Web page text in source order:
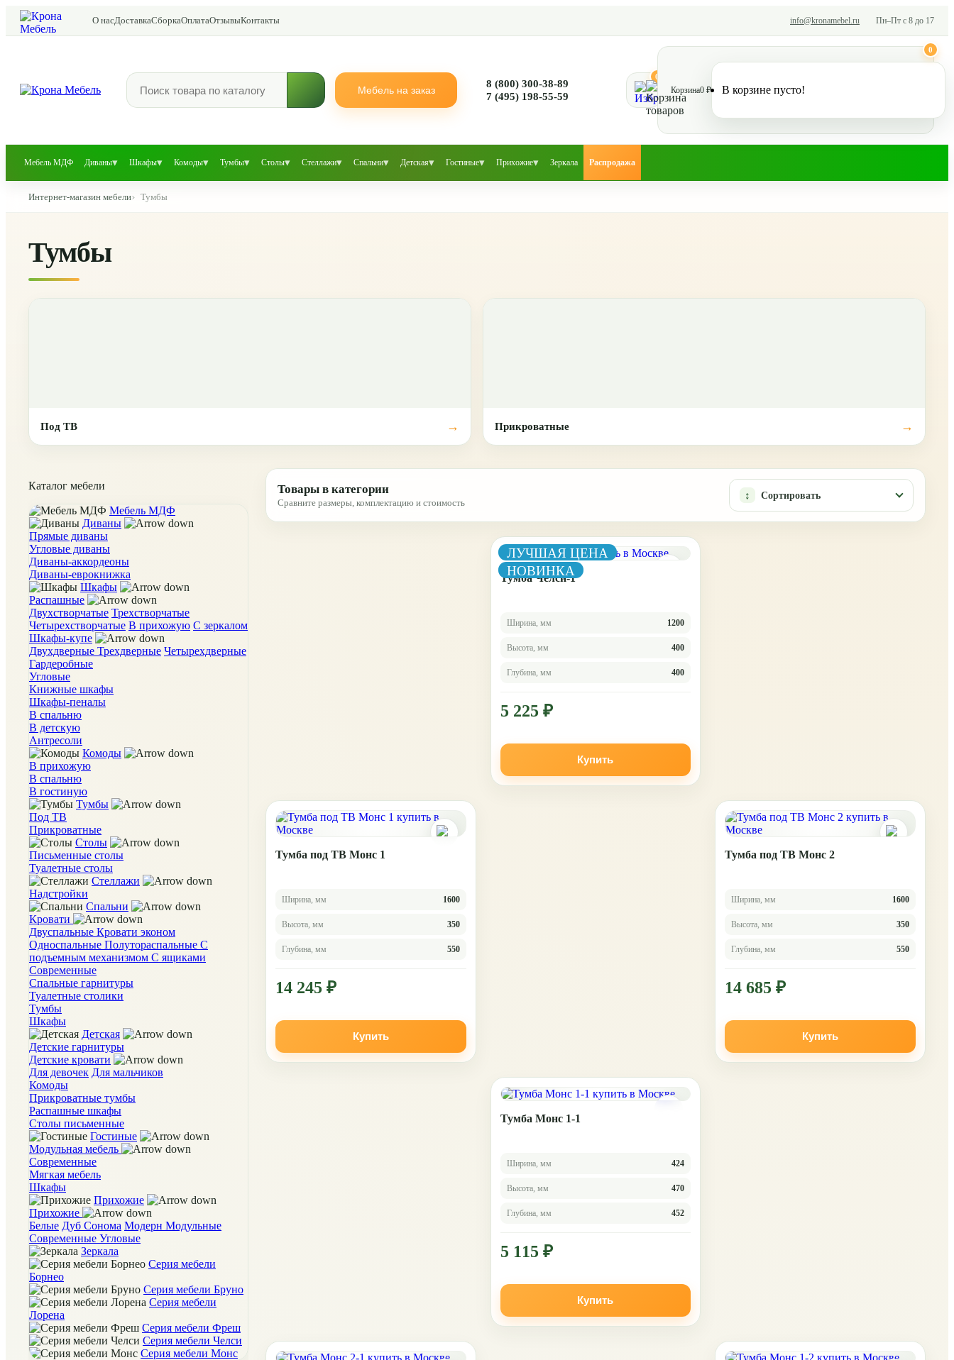
О насДоставкаСборкаОплатаОтзывыКонтакты info@kronamebel.ru Пн–Пт с 8 до 17
Мебель на заказ
8 (800) 300-38-89
7 (495) 198-55-59
0
Корзина
0
0 ₽ В корзине пусто!
Мебель МДФ Диваны▾ Шкафы▾ Комоды▾ Тумбы▾ Столы▾ Стеллажи▾ Спальни▾ Детская▾ Гостиные▾ Прихожие▾ Зеркала Распродажа
Интернет-магазин мебели Тумбы
Тумбы
Под ТВ Прикроватные
Каталог мебели
Мебель МДФ
Диваны
Прямые диваны
Угловые диваны
Диваны-аккордеоны
Диваны-еврокнижка
Шкафы
Распашные
Двухстворчатые Трехстворчатые
Четырехстворчатые В прихожую С зеркалом
Шкафы-купе
Двухдверные Трехдверные Четырехдверные
Гардеробные
Угловые
Книжные шкафы
Шкафы-пеналы
В спальню
В детскую
Антресоли
Комоды
В прихожую
В спальню
В гостиную
Тумбы
Под ТВ
Прикроватные
Столы
Письменные столы
Туалетные столы
Стеллажи
Надстройки
Спальни
Кровати
Двуспальные Кровати эконом
Односпальные Полутораспальные С
подъемным механизмом С ящиками
Современные
Спальные гарнитуры
Туалетные столики
Тумбы
Шкафы
Детская
Детские гарнитуры
Детские кровати
Для девочек Для мальчиков
Комоды
Прикроватные тумбы
Распашные шкафы
Столы письменные
Гостиные
Модульная мебель
Современные
Мягкая мебель
Шкафы
Прихожие
Прихожие
Белые Дуб Сонома Модерн Модульные
Современные Угловые
Зеркала
Серия мебели
Борнео
Серия мебели Бруно
Серия мебели
Лорена
Серия мебели Фреш
Серия мебели Челси
Серия мебели Монс
Товары в категории
Сравните размеры, комплектацию и стоимость
Сортировать
ЛУЧШАЯ ЦЕНА
НОВИНКА
Тумба Челси-1
Ширина, мм 1200
Высота, мм 400
Глубина, мм 400
5 225 ₽
Купить
Тумба под ТВ Монс 1
Ширина, мм 1600
Высота, мм 350
Глубина, мм 550
14 245 ₽
Купить
Тумба под ТВ Монс 2
Ширина, мм 1600
Высота, мм 350
Глубина, мм 550
14 685 ₽
Купить
Тумба Монс 1-1
Ширина, мм 424
Высота, мм 470
Глубина, мм 452
5 115 ₽
Купить